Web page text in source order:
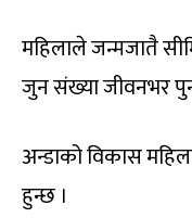
महिलाले जन्मजातै
जुन संख्या जीवनभर
अन्डाको विकास
हुन्छ ।